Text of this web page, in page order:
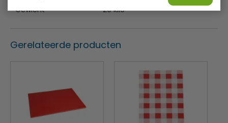
Gewicht
29 kilo
Gerelateerde producten